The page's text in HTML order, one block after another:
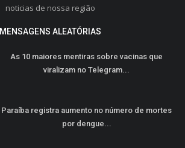
noticias de nossa região
MENSAGENS ALEATÓRIAS
As 10 maiores mentiras sobre vacinas que
viralizam no Telegram...
Paraíba registra aumento no número de mortes
por dengue...